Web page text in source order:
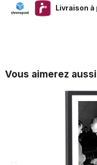
Livraison à
Vous aimerez